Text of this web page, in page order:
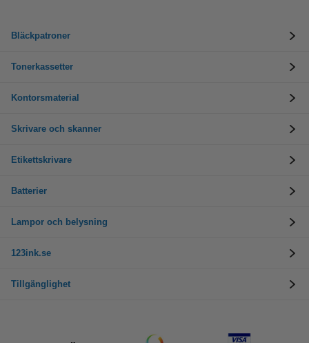
Bläckpatroner
Tonerkassetter
Kontorsmaterial
Skrivare och skanner
Etikettskrivare
Batterier
Lampor och belysning
123ink.se
Tillgänglighet